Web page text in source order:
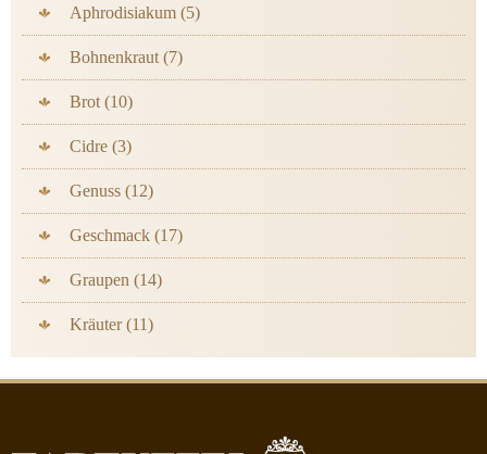
Aphrodisiakum (5)
Bohnenkraut (7)
Brot (10)
Cidre (3)
Genuss (12)
Geschmack (17)
Graupen (14)
Kräuter (11)